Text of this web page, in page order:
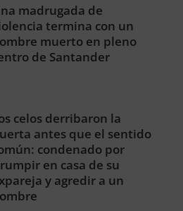
madrugada de
termina con un
muerto en pleno
de Santander
celos derribaron la
antes que el sentido
condenado por
en casa de su
y agredir a un